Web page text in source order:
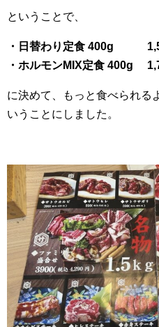
ということで、
・日替わり定食 400g
・ホルモンMIX定食 400g
に決めて、もっと食べられる
いうことにしました。